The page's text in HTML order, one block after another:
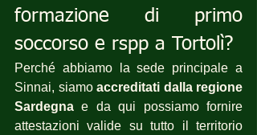
formazione di primo
soccorso e rspp a Tortolì?
Perché abbiamo la sede principale a
Sinnai, siamo accreditati dalla regione
Sardegna e da qui possiamo fornire
attestazioni valide su tutto il territorio